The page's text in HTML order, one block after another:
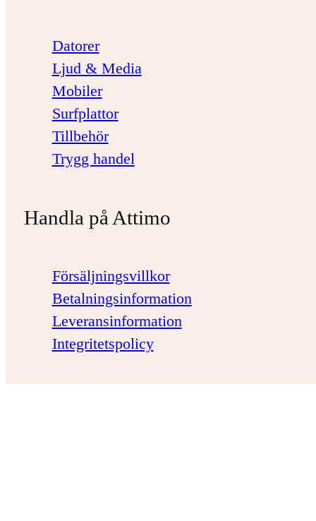
Datorer
Ljud & Media
Mobiler
Surfplattor
Tillbehör
Trygg handel
Handla på Attimo
Försäljningsvillkor
Betalningsinformation
Leveransinformation
Integritetspolicy